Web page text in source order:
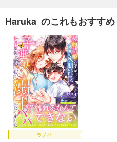
Haruka のこれもおすすめ
ラノベ